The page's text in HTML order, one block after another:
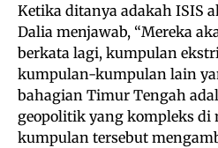
Ketika ditanya adakah ISIS
Dalia menjawab, “Mereka
berkata lagi, kumpulan
kumpulan-kumpulan lain
bahagian Timur Tengah
geopolitik yang kompleks
kumpulan tersebut